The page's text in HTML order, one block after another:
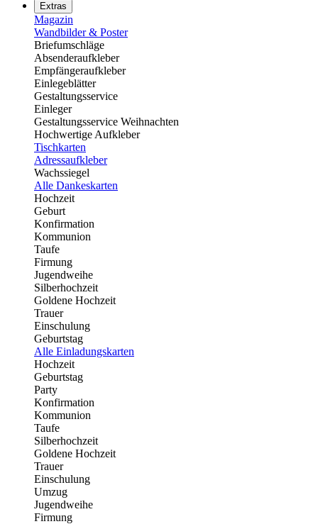
Extras
Magazin
Wandbilder & Poster
Briefumschläge
Absenderaufkleber
Empfängeraufkleber
Einlegeblätter
Gestaltungsservice
Einleger
Gestaltungsservice Weihnachten
Hochwertige Aufkleber
Tischkarten
Adressaufkleber
Wachssiegel
Alle Dankeskarten
Hochzeit
Geburt
Konfirmation
Kommunion
Taufe
Firmung
Jugendweihe
Silberhochzeit
Goldene Hochzeit
Trauer
Einschulung
Geburtstag
Alle Einladungskarten
Hochzeit
Geburtstag
Party
Konfirmation
Kommunion
Taufe
Silberhochzeit
Goldene Hochzeit
Trauer
Einschulung
Umzug
Jugendweihe
Firmung